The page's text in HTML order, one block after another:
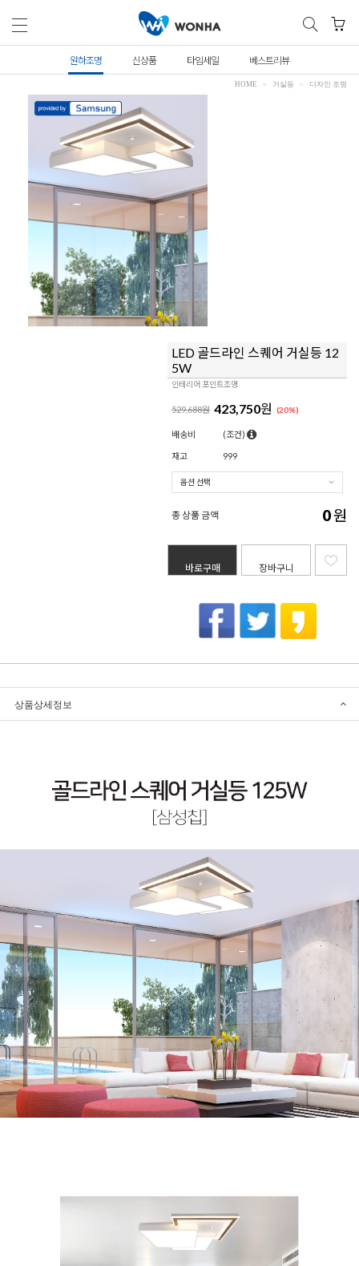
원하조명 신상품 타임세일 베스트리뷰
HOME 거실등 디자인 조명
LED 골드라인 스퀘어 거실등 12
5W
인테리어 포인트조명
529,688원 423,750원 (20%)
배송비 (조건)
재고 999
총 상품 금액 0원
바로구매 장바구니
상품상세정보